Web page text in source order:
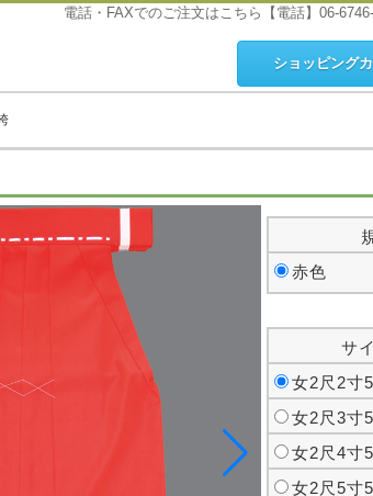
電話・FAXでのご注文はこちら【電話】06-
ショッピング
赤色
サ
女2尺2寸
女2尺3寸
女2尺4寸
女2尺5寸